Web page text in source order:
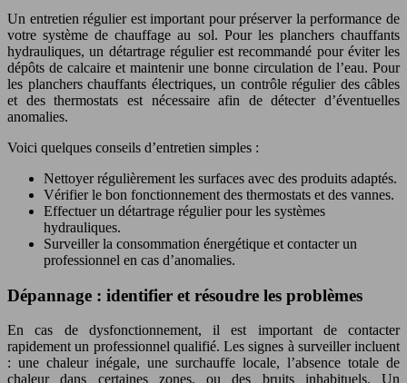
Un entretien régulier est important pour préserver la performance de
votre système de chauffage au sol. Pour les planchers chauffants
hydrauliques, un détartrage régulier est recommandé pour éviter les
dépôts de calcaire et maintenir une bonne circulation de l’eau. Pour
les planchers chauffants électriques, un contrôle régulier des câbles
et des thermostats est nécessaire afin de détecter d’éventuelles
anomalies.
Voici quelques conseils d’entretien simples :
Nettoyer régulièrement les surfaces avec des produits adaptés.
Vérifier le bon fonctionnement des thermostats et des vannes.
Effectuer un détartrage régulier pour les systèmes
hydrauliques.
Surveiller la consommation énergétique et contacter un
professionnel en cas d’anomalies.
Dépannage : identifier et résoudre les problèmes
En cas de dysfonctionnement, il est important de contacter
rapidement un professionnel qualifié. Les signes à surveiller incluent
: une chaleur inégale, une surchauffe locale, l’absence totale de
chaleur dans certaines zones, ou des bruits inhabituels. Un